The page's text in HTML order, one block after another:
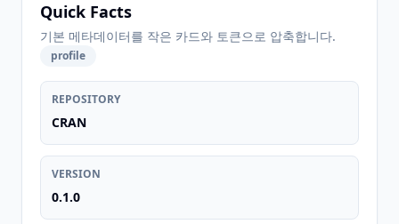
Quick Facts
기본 메타데이터를 작은 카드와 토큰으로 압축합니다.
profile
REPOSITORY
CRAN
VERSION
0.1.0